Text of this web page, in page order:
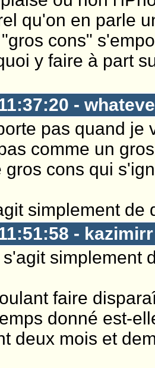
qu'on en parle
cons"
y faire à part
-
pas quand je
comme un
gros cons qui
simplement de
- kazimirr
simplement
faire
donné est-
deux mois et